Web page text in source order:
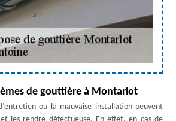
de gouttière à Montarlot
ou la mauvaise installation peuvent